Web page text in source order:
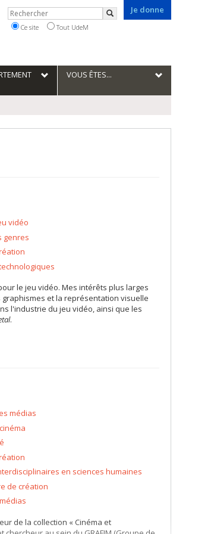
Je donne
Rechercher
Rechercher
Ce site Tout UdeM
VOUS ÊTES...
vidéo
genres
le jeu vidéo. Mes intérêts plus larges
et la représentation visuelle
l'industrie du jeu vidéo, ainsi que les
.
médias
en sciences humaines
de création
de la collection « Cinéma et